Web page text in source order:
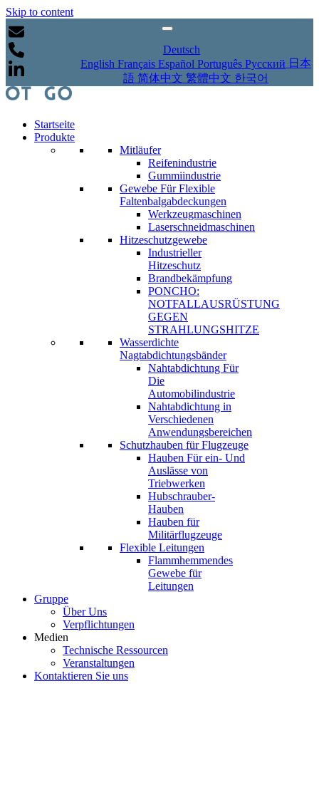
Skip to content
Deutsch
English Français Español Português Русский 日本
語 简体中文 繁體中文 한국어
Startseite
Produkte
Mitläufer
Reifenindustrie
Gummiindustrie
Gewebe Für Flexible
Faltenbalgabdeckungen
Werkzeugmaschinen
Laserschneidmaschinen
Hitzeschutzgewebe
Industrieller
Hitzeschutz
Brandbekämpfung
PONCHO:
NOTFALLAUSRÜSTUNG
GEGEN
STRAHLUNGSHITZE
Wasserdichte
Nagtabdichtungsbänder
Nahtabdichtung Für
Die
Automobilindustrie
Nahtabdichtung in
Verschiedenen
Anwendungsbereichen
Schutzhauben für Flugzeuge
Hauben Für ein- Und
Auslässe von
Triebwerken
Hubschrauber-
Hauben
Hauben für
Militärflugzeuge
Flexible Leitungen
Flammhemmendes
Gewebe für
Leitungen
Gruppe
Über Uns
Verpflichtungen
Medien
Technische Ressourcen
Veranstaltungen
Kontaktieren Sie uns